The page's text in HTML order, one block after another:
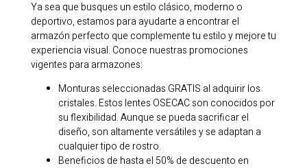
Ya sea que busques un estilo clásico, moderno o
deportivo, estamos para ayudarte a encontrar el
armazón perfecto que complemente tu estilo y mejore tu
experiencia visual. Conoce nuestras promociones
vigentes para armazones:
Monturas seleccionadas GRATIS al adquirir los
cristales. Estos lentes OSECAC son conocidos por
su flexibilidad. Aunque se pueda sacrificar el
diseño, son altamente versátiles y se adaptan a
cualquier tipo de rostro.
Beneficios de hasta el 50% de descuento en